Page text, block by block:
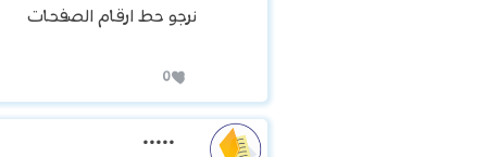
نرجو حط ارقام الصفحات
0
.....